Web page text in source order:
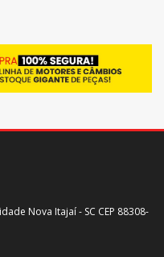
Nova Itajaí - SC CEP 88308-